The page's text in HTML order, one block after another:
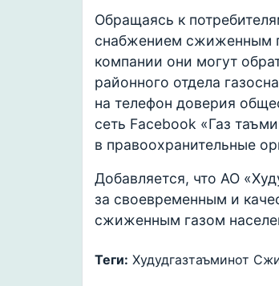
Обращаясь к
снабжением сжиженным
компании они могут
районного отдела
на телефон доверия
сеть Facebook «Газ
в правоохранительные
Добавляется, что АО
за своевременным и
сжиженным газом
Теги: Худудгазтаъминот